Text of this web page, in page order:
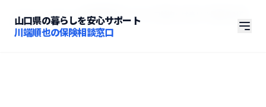
山口県の暮らしを安心サポート
川端順也の保険相談窓口
コラム
自動車保険の「ドラレコ特約」は高い？最新のAI事
故診断付きプランのメリット